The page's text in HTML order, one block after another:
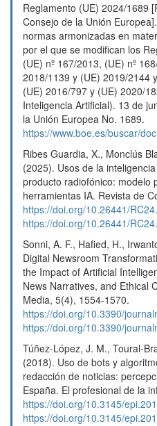
Reglamento (UE) 2024/1689
Consejo de la Unión
normas armonizadas en
por el que se modifican los
(UE) nº 167/2013, (UE) nº
2018/1139 y (UE) 2019/2144
(UE) 2016/797 y (UE) 2020/
Inteligencia Artificial). 13 de
la Unión Europea No. 1689.
https://www.boe.es/buscar/
Ribes Guardia, X., Monclús
(2025). Usos de la
producto radiofónico: modelo
herramientas IA. Revista de
https://doi.org/10.26441/
https://doi.org/10.26441/
Sonni, A. F., Hafied, H.,
Digital Newsroom
the Impact of Artificial
News Narratives, and Ethical
Media, 5(4), 1554-1570.
https://doi.org/10.3390/
https://doi.org/10.3390/
Túñez-López, J. M., Toural-
(2018). Uso de bots y
redacción de noticias:
España. El profesional de la
https://doi.org/10.3145/
https://doi.org/10.3145/